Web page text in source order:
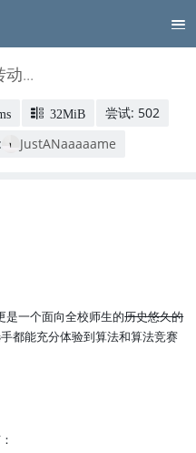
...
32MiB
尝试: 502
JustANaaaaame
是一个面向全校师生的历史悠久的
都能充分体验到算法和算法竞赛